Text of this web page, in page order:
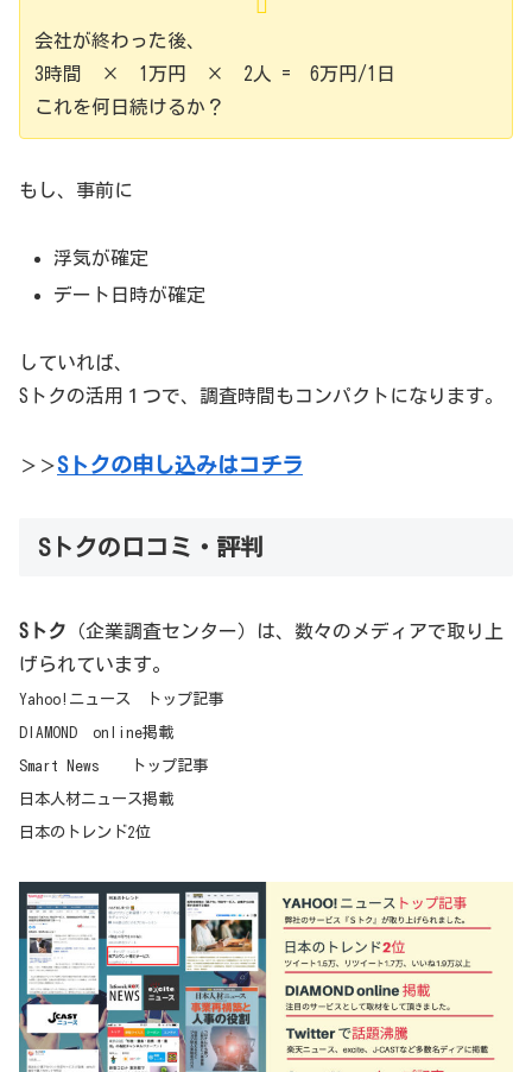
会社が終わった後、
3時間 × 1万円 × 2人 = 6万円/1日
これを何日続けるか？
もし、事前に
浮気が確定
デート日時が確定
していれば、
Sトクの活用１つで、調査時間もコンパクトになります。
＞＞Sトクの申し込みはコチラ
Sトクの口コミ・評判
Sトク （企業調査センター）は、数々のメディアで取り上
げられています。
Yahoo!ニュース トップ記事
DIAMOND online掲載
Smart News トップ記事
日本人材ニュース掲載
日本のトレンド2位